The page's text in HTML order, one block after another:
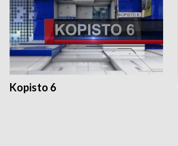
Kopisto 6